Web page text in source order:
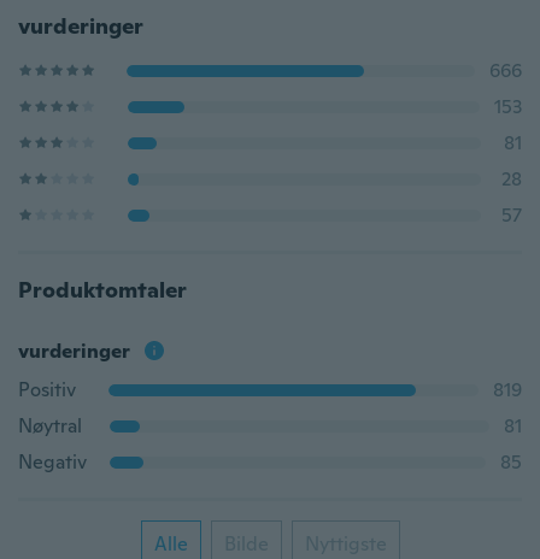
vurderinger
666
153
81
28
57
Produktomtaler
vurderinger
Positiv
819
Nøytral
81
Negativ
85
Alle Bilde Nyttigste